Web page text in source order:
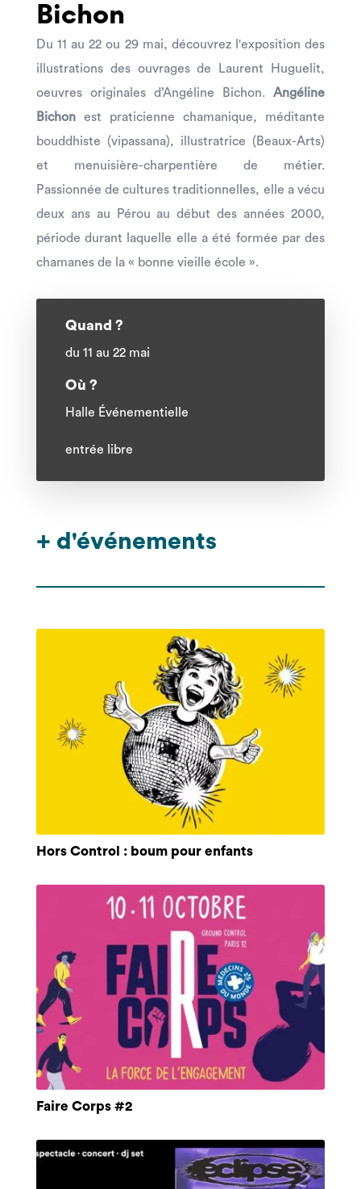
Bichon
Du 11 au 22 ou 29 mai, découvrez l'exposition des
illustrations des ouvrages de Laurent Huguelit,
oeuvres originales d’Angéline Bichon.Angéline
Bichonest praticienne chamanique, méditante
bouddhiste (vipassana), illustratrice (Beaux-Arts)
et menuisière-charpentière de métier.
Passionnée de cultures traditionnelles, elle a vécu
deux ans au Pérou au début des années 2000,
période durant laquelle elle a été formée par des
chamanes de la « bonne vieille école ».
Quand ?
du 11 au 22 mai
Où ?
Halle Événementielle
entrée libre
+ d'événements
Hors Control : boum pour enfants
Faire Corps #2